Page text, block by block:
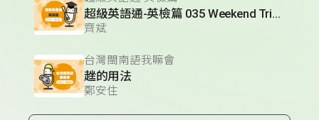
超級英語通-英檢篇 035 Weekend Trip- 週末旅遊
齊斌
台灣閩南語我嘛會
趖的用法
鄭安住